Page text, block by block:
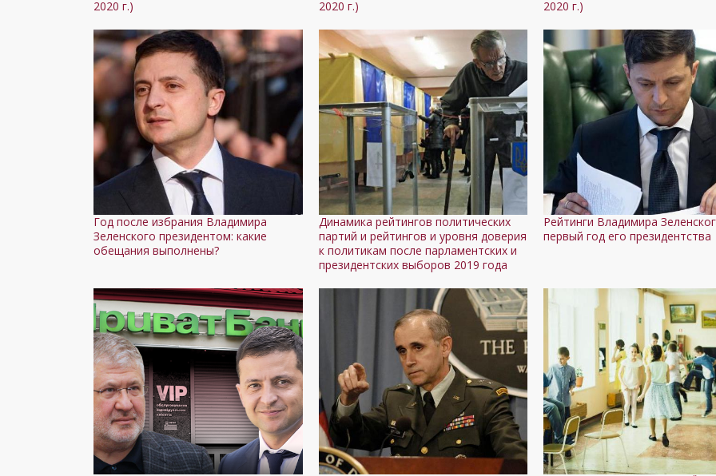
2020 г.) 2020 г.) 2020 г.)
Год после избрания Владимира
Зеленского президентом: какие
обещания выполнены?
Динамика рейтингов политических
партий и рейтингов и уровня доверия
к политикам после парламентских и
президентских выборов 2019 года
Рейтинги Владимира
первый год его президентства